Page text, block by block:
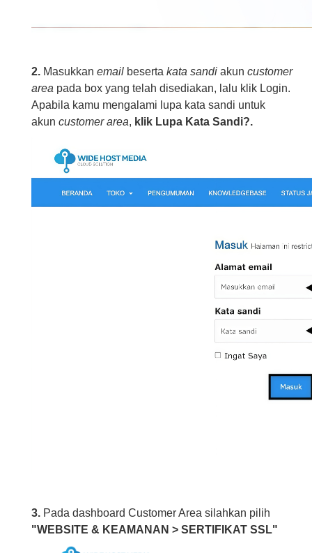
2. Masukkan email beserta kata sandi akun customer
area pada box yang telah disediakan, lalu klik Login.
Apabila kamu mengalami lupa kata sandi untuk
akun customer area, klik Lupa Kata Sandi?.
3. Pada dashboard Customer Area silahkan pilih
"WEBSITE & KEAMANAN > SERTIFIKAT SSL"